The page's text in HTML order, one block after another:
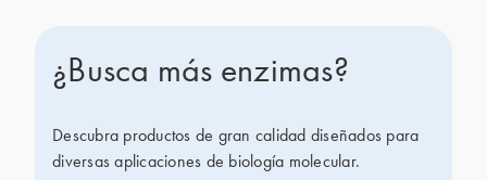
¿Busca más enzimas?
Descubra productos de gran calidad diseñados para
diversas aplicaciones de biología molecular.